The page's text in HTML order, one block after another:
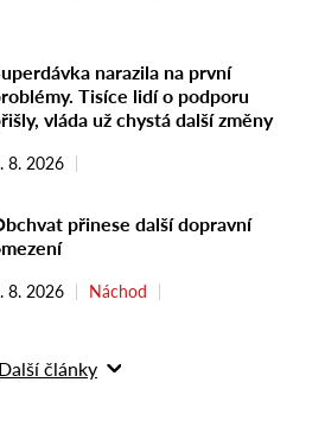
narazila na první
Tisíce lidí o podporu
vláda už chystá další změny
8. 2026
přinese další dopravní
8. 2026 Náchod
Další články